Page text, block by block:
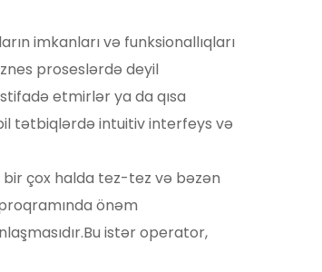
imkanları və funksionallıqları
proseslərdə deyil
etmirlər ya da qısa
tətbiqlərdə intuitiv interfeys və
bir çox halda tez-tez və bəzən
önəm
istər operator,